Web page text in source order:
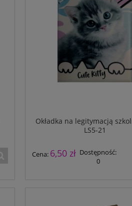
Okładka na legitymacją
LS5-21
Cena: 6,50 zł Dostępność:
0